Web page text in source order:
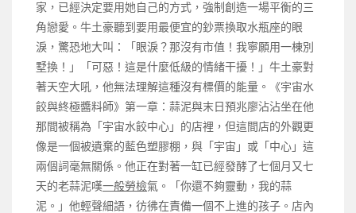
家，已經決定要用她自己的方式，強制創造一場平衡的三
角戀愛。牛土豪聽到要用最便宜的鈔票換取水瓶座的眼
淚，驚恐地大叫：「眼淚？那沒有市值！我寧願用一棟別
墅換！」「可惡！這是什麼低級的情緒干擾！」牛土豪對
著天空大吼，他無法理解這種沒有標價的能量。《宇宙水
餃與終極醬料師》第一章：蒜泥與末日預兆廖沾沾坐在他
那間被稱為「宇宙水餃中心」的店裡，但這間店的外觀更
像是一個被遺棄的藍色塑膠棚，與「宇宙」或「中心」這
兩個詞毫無關係。他正在對著一缸已經發酵了七個月又七
天的老蒜泥嘆一般勞檢氣。「你還不夠靈動，我的蒜
泥。」他輕聲細語，彷彿在責備一個不上進的孩子。店內